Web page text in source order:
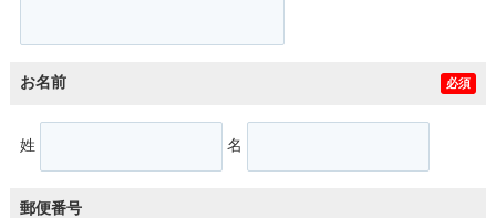
お名前 必須
姓 名
郵便番号